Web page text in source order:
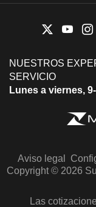
NUESTROS
SERVICIO
Lunes a viernes,
Aviso legal
Copyright © 2026
Las